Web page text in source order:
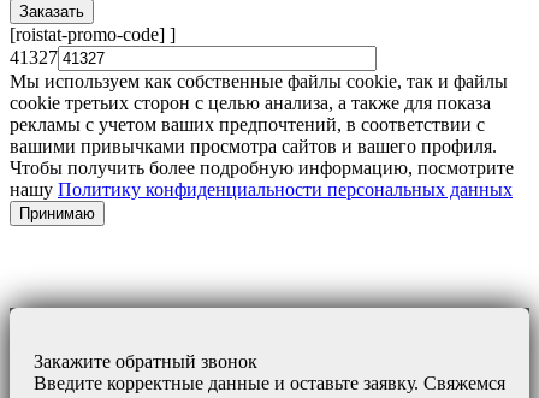
[roistat-promo-code] ]
41327
Мы используем как собственные файлы cookie, так и файлы
cookie третьих сторон с целью анализа, а также для показа
рекламы с учетом ваших предпочтений, в соответствии с
вашими привычками просмотра сайтов и вашего профиля.
Чтобы получить более подробную информацию, посмотрите
нашу Политику конфиденциальности персональных данных
Принимаю
Закажите обратный звонок
Введите корректные данные и оставьте заявку. Свяжемся